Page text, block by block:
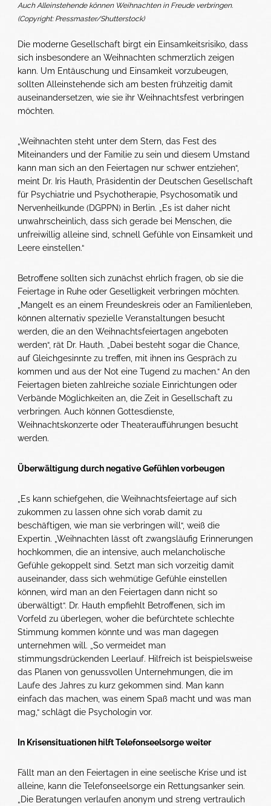
Auch Alleinstehende können Weihnachten in Freude verbringen.
(Copyright: Pressmaster/Shutterstock)
Die moderne Gesellschaft birgt ein Einsamkeitsrisiko, dass
sich insbesondere an Weihnachten schmerzlich zeigen
kann. Um Entäuschung und Einsamkeit vorzubeugen,
sollten Alleinstehende sich am besten frühzeitig damit
auseinandersetzen, wie sie ihr Weihnachtsfest verbringen
möchten.
„Weihnachten steht unter dem Stern, das Fest des
Miteinanders und der Familie zu sein und diesem Umstand
kann man sich an den Feiertagen nur schwer entziehen“,
meint Dr. Iris Hauth, Präsidentin der Deutschen Gesellschaft
für Psychiatrie und Psychotherapie, Psychosomatik und
Nervenheilkunde (DGPPN) in Berlin. „Es ist daher nicht
unwahrscheinlich, dass sich gerade bei Menschen, die
unfreiwillig alleine sind, schnell Gefühle von Einsamkeit und
Leere einstellen.“
Betroffene sollten sich zunächst ehrlich fragen, ob sie die
Feiertage in Ruhe oder Geselligkeit verbringen möchten.
„Mangelt es an einem Freundeskreis oder an Familienleben,
können alternativ spezielle Veranstaltungen besucht
werden, die an den Weihnachtsfeiertagen angeboten
werden“, rät Dr. Hauth. „Dabei besteht sogar die Chance,
auf Gleichgesinnte zu treffen, mit ihnen ins Gespräch zu
kommen und aus der Not eine Tugend zu machen.“ An den
Feiertagen bieten zahlreiche soziale Einrichtungen oder
Verbände Möglichkeiten an, die Zeit in Gesellschaft zu
verbringen. Auch können Gottesdienste,
Weihnachtskonzerte oder Theateraufführungen besucht
werden.
Überwältigung durch negative Gefühlen vorbeugen
„Es kann schiefgehen, die Weihnachtsfeiertage auf sich
zukommen zu lassen ohne sich vorab damit zu
beschäftigen, wie man sie verbringen will“, weiß die
Expertin. „Weihnachten lässt oft zwangsläufig Erinnerungen
hochkommen, die an intensive, auch melancholische
Gefühle gekoppelt sind. Setzt man sich vorzeitig damit
auseinander, dass sich wehmütige Gefühle einstellen
können, wird man an den Feiertagen dann nicht so
überwältigt“. Dr. Hauth empfiehlt Betroffenen, sich im
Vorfeld zu überlegen, woher die befürchtete schlechte
Stimmung kommen könnte und was man dagegen
unternehmen will. „So vermeidet man
stimmungsdrückenden Leerlauf. Hilfreich ist beispielsweise
das Planen von genussvollen Unternehmungen, die im
Laufe des Jahres zu kurz gekommen sind. Man kann
einfach das machen, was einem Spaß macht und was man
mag,“ schlägt die Psychologin vor.
In Krisensituationen hilft Telefonseelsorge weiter
Fällt man an den Feiertagen in eine seelische Krise und ist
alleine, kann die Telefonseelsorge ein Rettungsanker sein.
„Die Beratungen verlaufen anonym und streng vertraulich